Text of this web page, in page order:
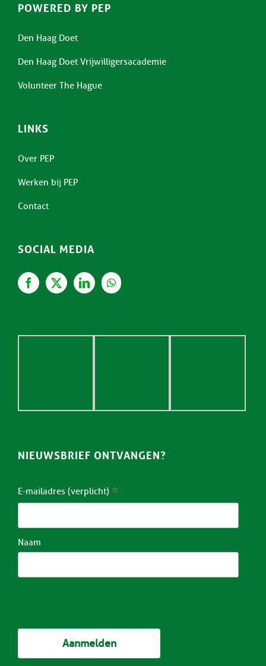
POWERED BY PEP
Den Haag Doet
Den Haag Doet Vrijwilligersacademie
Volunteer The Hague
LINKS
Over PEP
Werken bij PEP
Contact
SOCIAL MEDIA
NIEUWSBRIEF ONTVANGEN?
E-mailadres (verplicht) *
Naam